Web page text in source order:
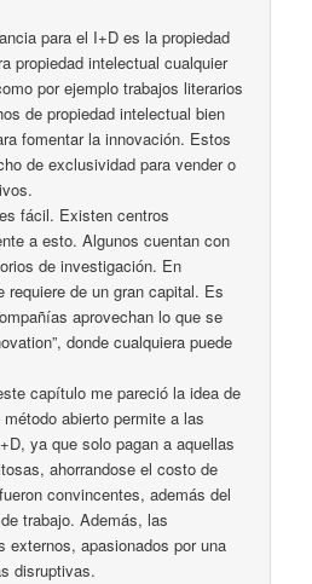
para el I+D es la propiedad
propiedad intelectual cualquier
por ejemplo trabajos literarios
de propiedad intelectual bien
fomentar la innovación. Estos
de exclusividad para vender o
fácil. Existen centros
a esto. Algunos cuentan con
de investigación. En
requiere de un gran capital. Es
aprovechan lo que se
donde cualquiera puede
capítulo me pareció la idea de
método abierto permite a las
ya que solo pagan a aquellas
ahorrandose el costo de
convincentes, además del
trabajo. Además, las
externos, apasionados por una
disruptivas.